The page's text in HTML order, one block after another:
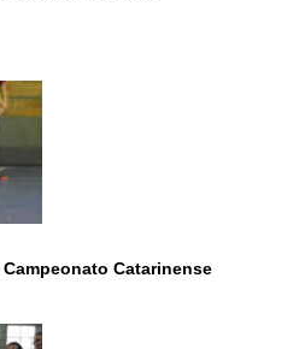
Catarinense